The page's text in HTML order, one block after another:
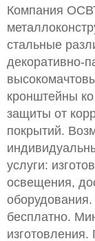
Компания
стальные
декоративно-
кронштейны
защиты от
покрытий.
услуги:
освещения,
бесплатно.